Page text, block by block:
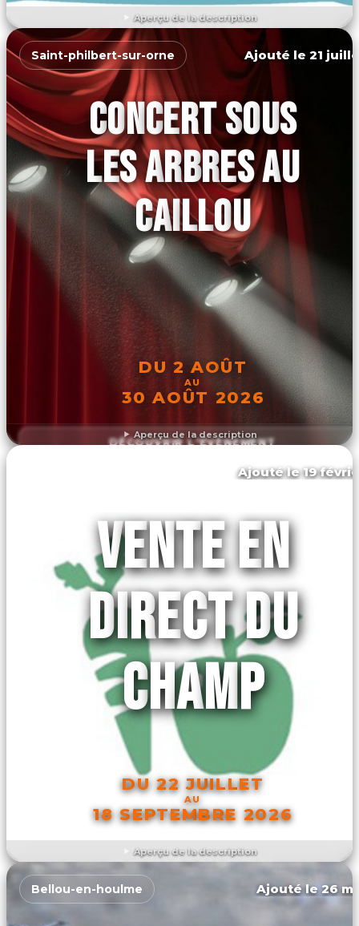
Aperçu de la description
DÉCOUVRIR L'ÉVÉNEMENT
Aperçu de la description
Saint-philbert-sur-orne Ajouté le 21
CONCERT SOUS
LES ARBRES AU
CAILLOU
DU 2 AOÛT
AU
30 AOÛT 2026
DÉCOUVRIR L'ÉVÉNEMENT
Aperçu de la description
Ajouté le 19
VENTE EN
DIRECT DU
CHAMP
DU 22 JUILLET
AU
18 SEPTEMBRE 2026
DÉCOUVRIR L'ÉVÉNEMENT
Bellou-en-houlme Ajouté le 26